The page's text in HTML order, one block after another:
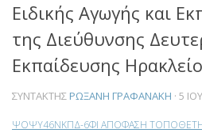
Ειδικής Αγωγής και
της Διεύθυνσης
Εκπαίδευσης
ΣΥΝΤΆΚΤΗΣ ΡΩΞΆΝΗ ΓΡΑΦΑΝΆΚΗ · 5
ΨΟΨΥ46ΝΚΠΔ-6ΦΙ ΑΠΟΦΑΣΗ